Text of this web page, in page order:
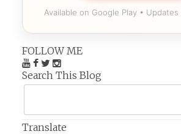
Available on Google Play •
FOLLOW ME
Search This Blog
Translate